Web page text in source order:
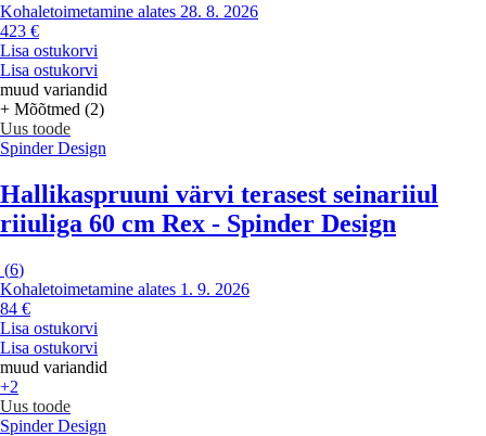
Kohaletoimetamine alates 28. 8. 2026
423 €
Lisa ostukorvi
Lisa ostukorvi
muud variandid
+ Mõõtmed (2)
Uus toode
Spinder Design
Hallikaspruuni värvi terasest seinariiul
riiuliga 60 cm Rex - Spinder Design
(6)
Kohaletoimetamine alates 1. 9. 2026
84 €
Lisa ostukorvi
Lisa ostukorvi
muud variandid
+2
Uus toode
Spinder Design